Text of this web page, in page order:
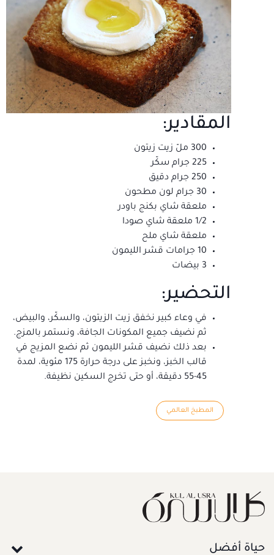
المقادير:
300 ملّ زيت زيتون
225 جرام سكّر
250 جرام دقيق
30 جرام لون مطحون
ملعقة شاي بكنج باودر
1/2 ملعقة شاي صودا
ملعقة شاي ملح
10 جرامات قشر الليمون
3 بيضات
التحضير:
في وعاء كبير نخفق زيت الزيتون، والسكّر، والبيض،
ثم نضيف جميع المكونات الجافة، ونستمر بالمزج.
بعد ذلك نضيف قشر الليمون ثم نضع المزيج في
قالب الخبز، ونخبز على درجة حرارة 175 مئوية، لمدة
45-55 دقيقة، أو حتى تخرج السكين نظيفة.
المطبخ العالمي
حياة أفضل